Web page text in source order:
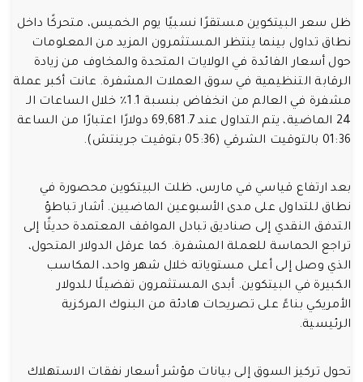
ظل سعر البيتكوين مستقرًا نسبيًا يوم الخميس، متحركًا داخل
نطاق تداول بينما ينتظر المستثمرون المزيد من المعلومات
حول أسعار الفائدة في الولايات المتحدة والمخاوف من زيادة
الرقابة التنظيمية في سوق العملات المشفرة. عانت أكبر عملة
مشفرة في العالم من انخفاض بنسبة 1.1٪ خلال الساعات الـ
24 الماضية، يتم التداول عند 69,681.7 دولارًا اعتبارًا من الساعة
01:36 بالتوقيت الشرقي (05:36 بتوقيت جرينتش).
بعد ارتفاع قياسي في مارس، ظلت البيتكوين محصورة في
نطاق للتداول على مدى الأسبوعين الماضيين. أشار تباطؤ
التدفق النقدي إلى صناديق تبادل المواقف المعتمدة حديثًا إلى
تراجع الحماسة للعملة المشفرة. كما عرقل الدولار المتحول،
الذي وصل إلى أعلى مستوياته خلال شهر واحد، المكاسب
الكبيرة في البيتكوين. أبدى المستثمرون تفضيلًا للدولار
الأمريكي بناءً على تصريحات هادئة من البنوك المركزية
الرئيسية.
تحول تركيز السوق إلى بيانات مؤشر أسعار نفقات الاستهلاك